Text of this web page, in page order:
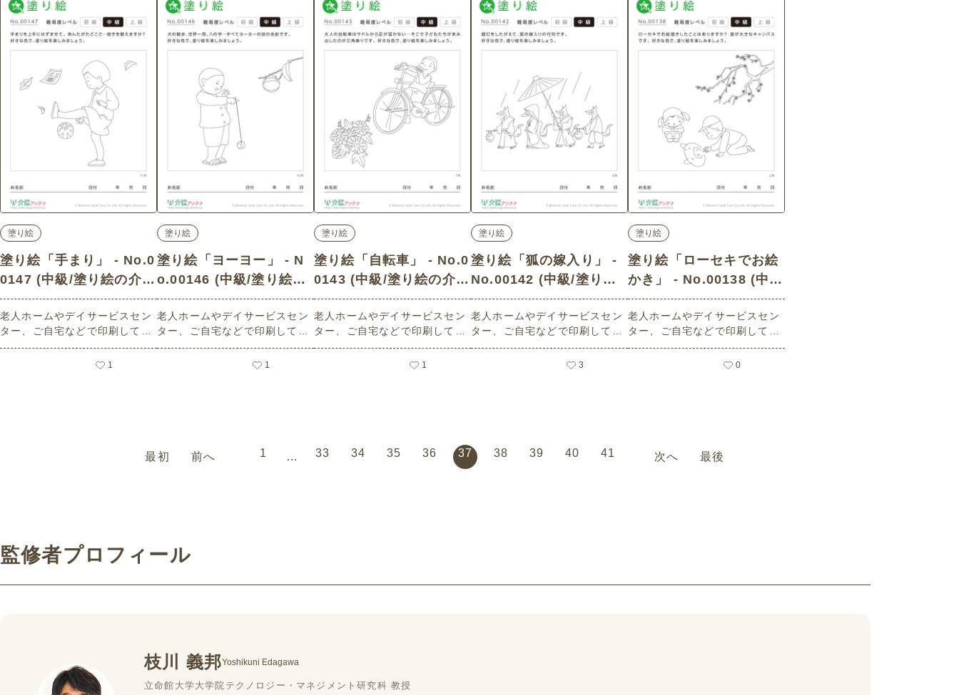
塗り絵
塗り絵「手まり」 - No.0
0147 (中級/塗り絵の介護
レク素材)
老人ホームやデイサービスセン
ター、ご自宅などで印刷してお
使いいただける無料の高齢者向
け介護レク素材（塗り絵・中
1
塗り絵
塗り絵「ヨーヨー」 - N
o.00146 (中級/塗り絵の
介護レク素材)
老人ホームやデイサービスセン
ター、ご自宅などで印刷してお
使いいただける無料の高齢者向
け介護レク素材（塗り絵・中
1
塗り絵
塗り絵「自転車」 - No.0
0143 (中級/塗り絵の介護
レク素材)
老人ホームやデイサービスセン
ター、ご自宅などで印刷してお
使いいただける無料の高齢者向
け介護レク素材（塗り絵・中
1
塗り絵
塗り絵「狐の嫁入り」 -
No.00142 (中級/塗り絵
の介護レク素材)
老人ホームやデイサービスセン
ター、ご自宅などで印刷してお
使いいただける無料の高齢者向
け介護レク素材（塗り絵・中
3
塗り絵
塗り絵「ローセキでお絵
かき」 - No.00138 (中
級/塗り絵の介護レク素
材)
老人ホームやデイサービスセン
ター、ご自宅などで印刷してお
使いいただける無料の高齢者向
け介護レク素材（塗り絵・中
0
最初 前へ 1 … 33 34 35 36 37 38 39 40 41 次へ 最後
監修者プロフィール
枝川 義邦Yoshikuni Edagawa
立命館大学大学院テクノロジー・マネジメント研究科 教授